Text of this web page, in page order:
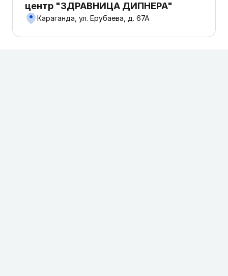
центр "ЗДРАВНИЦА ДИПНЕРА"
Караганда, ул. Ерубаева, д. 67А